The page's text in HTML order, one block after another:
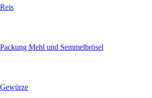
Mehl und Semmelbrösel